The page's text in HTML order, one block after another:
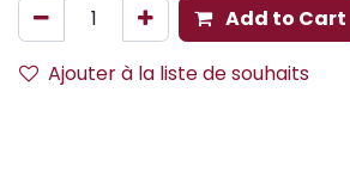
Add to Cart
Ajouter à la liste de souhaits